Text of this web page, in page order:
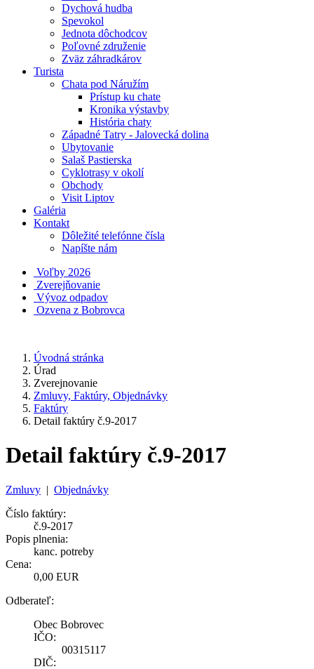
Dychová hudba
Spevokol
Jednota dôchodcov
Poľovné združenie
Zväz záhradkárov
Turista
Chata pod Náružím
Prístup ku chate
Kronika výstavby
História chaty
Západné Tatry - Jalovecká dolina
Ubytovanie
Salaš Pastierska
Cyklotrasy v okolí
Obchody
Visit Liptov
Galéria
Kontakt
Dôležité telefónne čísla
Napíšte nám
Voľby 2026
Zverejňovanie
Vývoz odpadov
Ozvena z Bobrovca
Úvodná stránka
Úrad
Zverejnovanie
Zmluvy, Faktúry, Objednávky
Faktúry
Detail faktúry č.9-2017
Detail faktúry č.9-2017
Zmluvy | Objednávky
Číslo faktúry:
č.9-2017
Popis plnenia:
kanc. potreby
Cena:
0,00 EUR
Odberateľ:
Obec Bobrovec
IČO:
00315117
DIČ: